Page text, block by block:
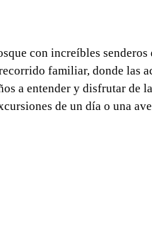
con increíbles senderos
familiar, donde las
a entender y disfrutar de
de un día o una